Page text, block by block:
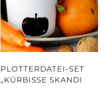
PLOTTERDATEI-SET
„KÜRBISSE SKANDI